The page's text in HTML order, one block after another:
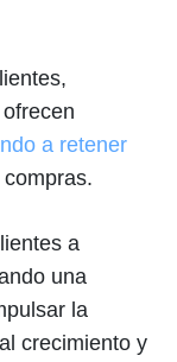
a retener
a
una
la
crecimiento y